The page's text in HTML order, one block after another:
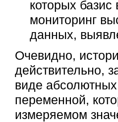
которых
мониторинг
данных,
Очевидно,
действительно,
виде абсолютных
переменной,
измеряемом